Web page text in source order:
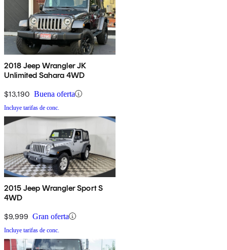
2018 Jeep Wrangler JK
Unlimited Sahara 4WD
$13,190 Buena oferta
Incluye tarifas de conc.
2015 Jeep Wrangler Sport S
4WD
$9,999 Gran oferta
Incluye tarifas de conc.